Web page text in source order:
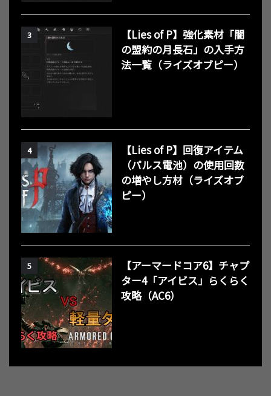
3
【Lies of P】強化素材「闇
の盟約の月長石」の入手方
法一覧（ライズオブピー）
4
【Lies of P】回復アイテム
（パルス電池）の使用回数
の増やし方材（ライズオブ
ピー）
5
【アーマードコア6】チャプ
ター4「アイビス」らくらく
攻略（AC6）